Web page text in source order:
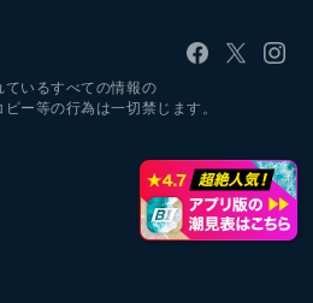
いるすべての情報の
ー等の行為は一切禁じます。